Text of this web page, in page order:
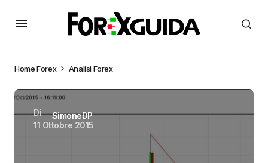
HomeForex Analisi Forex
Di
SimoneDP
11 Ottobre 2015